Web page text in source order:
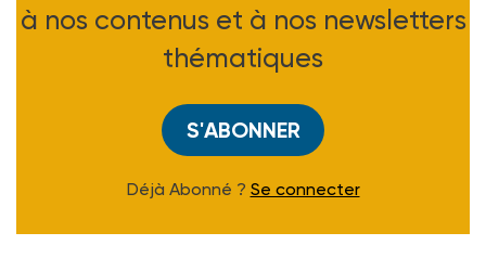
à nos contenus et à nos newsletters
thématiques
S'ABONNER
Déjà Abonné ? Se connecter